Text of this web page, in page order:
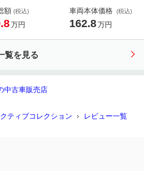
スソナー レーンアシスト 衝
軽減システム オートライト
ートヒーター
額 (税込)
万円
車両本体価格 (税込)
162.8万円
覧を見る
中古車販売店
ティブコレクション
レビュー一覧